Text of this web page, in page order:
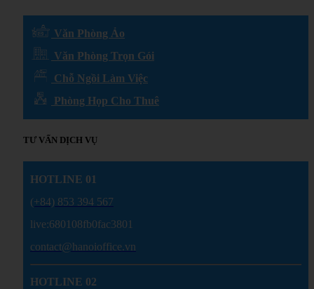
Văn Phòng Ảo
Văn Phòng Trọn Gói
Chỗ Ngồi Làm Việc
Phòng Họp Cho Thuê
TƯ VẤN DỊCH VỤ
HOTLINE 01
(+84) 853 394 567
live:680108fb0fac3801
contact@hanoioffice.vn
HOTLINE 02